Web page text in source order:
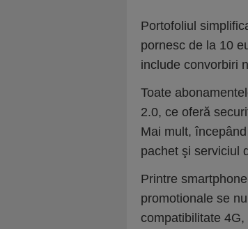
Portofoliul
pornesc de la 10
include convorbiri
Toate
2.0, ce oferă
Mai mult,
pachet şi serviciul
Printre
promotionale se
compatibilitate